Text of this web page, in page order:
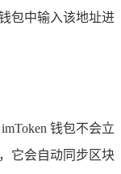
包中输入该地址进
钱包不会立
它会自动同步区块